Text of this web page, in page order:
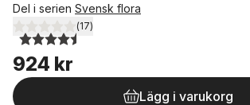
Del i serien Svensk flora
4,5utav 5 stjärnor. Totalt antal röster:
(17)
924 kr
Lägg i varukorg